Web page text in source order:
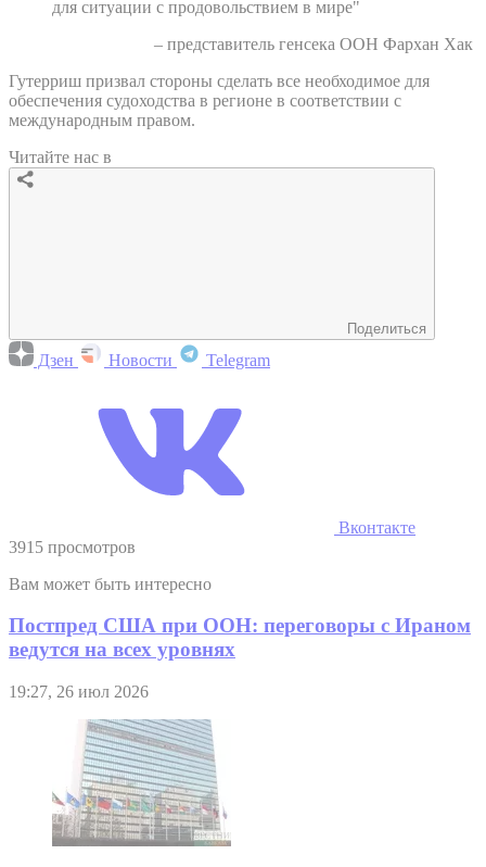
для ситуации с продовольствием в мире"
– представитель генсека ООН Фархан Хак
Гутерриш призвал стороны сделать все необходимое для
обеспечения судоходства в регионе в соответствии с
международным правом.
Читайте нас в
Поделиться
Дзен Новости Telegram
Вконтакте
3915 просмотров
Вам может быть интересно
Постпред США при ООН: переговоры с Ираном
ведутся на всех уровнях
19:27, 26 июл 2026